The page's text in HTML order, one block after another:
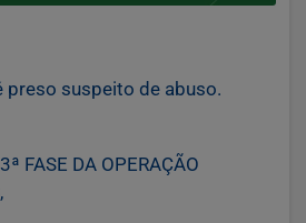
preso suspeito de abuso.
FASE DA OPERAÇÃO